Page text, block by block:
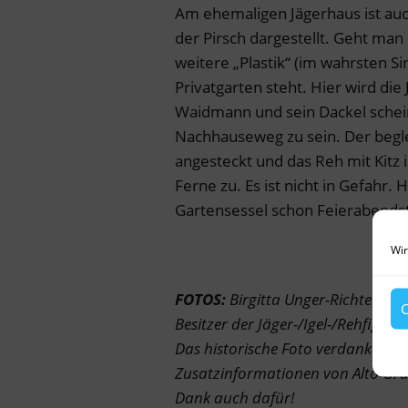
Am ehemaligen Jägerhaus ist
der Pirsch dargestellt. Geht
weitere „Plastik“ (im wahrsten
Privatgarten steht. Hier wird
Waidmann und sein Dackel
Nachhauseweg zu sein. Der
angesteckt und das Reh mit
Ferne zu. Es ist nicht in
Gartensessel schon
FOTOS: Birgitta Unger-Richter bis
Besitzer der Jäger-/Igel-/
Das historische Foto verdanke
Zusatzinformationen von Alto
Dank auch dafür!